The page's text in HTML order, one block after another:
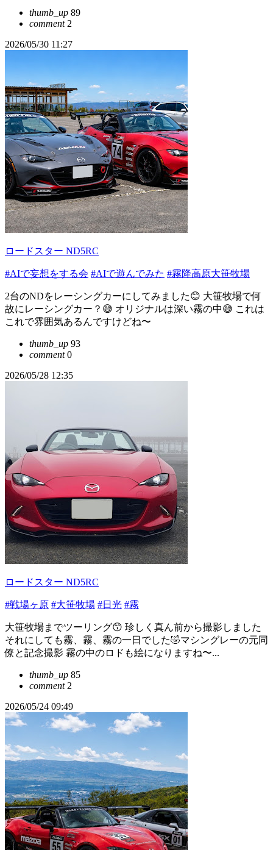
thumb_up 89
comment2
2026/05/30 11:27
ロードスター ND5RC
#AIで妄想をする会 #AIで遊んでみた #霧降高原大笹牧場
2台のNDをレーシングカーにしてみました😊 大笹牧場で何
故にレーシングカー？😅 オリジナルは深い霧の中😅 これは
これで雰囲気あるんですけどね〜
thumb_up 93
comment0
2026/05/28 12:35
ロードスター ND5RC
#戦場ヶ原 #大笹牧場 #日光 #霧
大笹牧場までツーリング😙 珍しく真ん前から撮影しました
それにしても霧、霧、霧の一日でした🤣マシングレーの元同
僚と記念撮影 霧の中のロドも絵になりますね〜...
thumb_up 85
comment2
2026/05/24 09:49